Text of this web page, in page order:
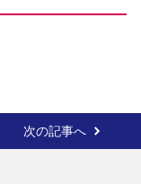
次の記事へ